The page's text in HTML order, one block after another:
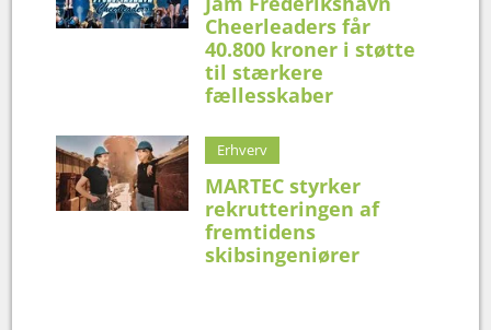
Cheerleaders får
40.800 kroner i støtte
til stærkere
fællesskaber
Erhverv
MARTEC styrker
rekrutteringen af
fremtidens
skibsingeniører